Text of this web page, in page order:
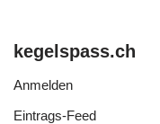
kegelspass.ch
Anmelden
Eintrags-Feed